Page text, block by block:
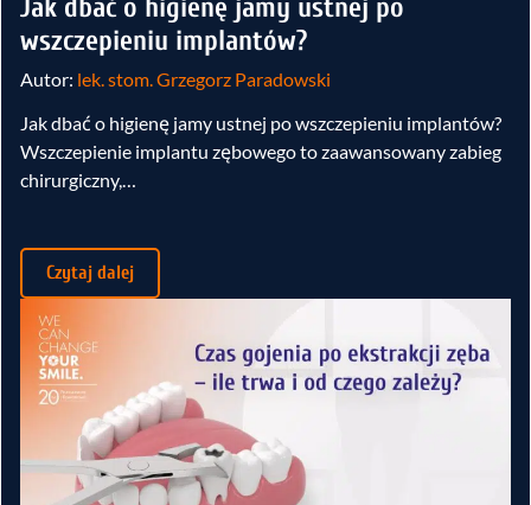
Jak dbać o higienę jamy ustnej po
wszczepieniu implantów?
Autor: lek. stom. Grzegorz Paradowski
Jak dbać o higienę jamy ustnej po wszczepieniu implantów?
Wszczepienie implantu zębowego to zaawansowany zabieg
chirurgiczny,…
Czytaj dalej